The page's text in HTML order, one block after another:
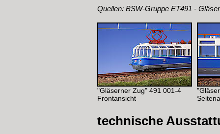
Quellen: BSW-Gruppe ET491 -
"Gläserner Zug" 491 001-4
Frontansicht
technische